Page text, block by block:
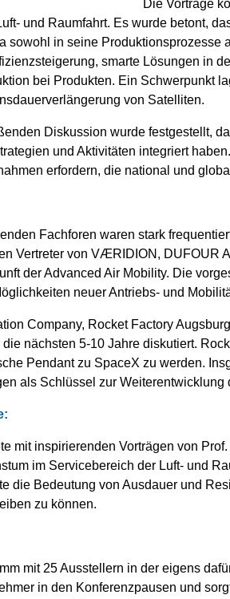
Die Vorträge
und Raumfahrt. Es wurde betont,
sowohl in seine
smarte Lösungen in
bei Produkten. Ein Schwerpunkt
von Satelliten.
Diskussion wurde festgestellt,
und Aktivitäten integriert
erfordern, die national und
Fachforen waren stark
Vertreter von VÆRIDION, DUFOUR
der Advanced Air Mobility. Die
neuer Antriebs- und
Company, Rocket Factory
nächsten 5-10 Jahre diskutiert.
Pendant zu SpaceX zu werden.
als Schlüssel zur Weiterentwicklung
mit inspirierenden Vorträgen von
im Servicebereich der Luft- und
die Bedeutung von Ausdauer und
zu können.
mit 25 Ausstellern in der eigens
in den Konferenzpausen und